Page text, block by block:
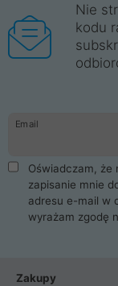
Nie
kodu
Email
Oświadczam, że
zapisanie mnie
adresu e-mail w
wyrażam zgodę
Zakupy